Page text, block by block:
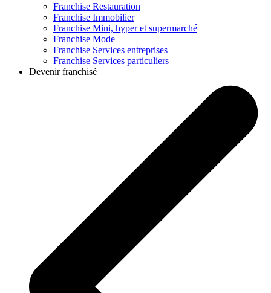
Franchise Restauration
Franchise Immobilier
Franchise Mini, hyper et supermarché
Franchise Mode
Franchise Services entreprises
Franchise Services particuliers
Devenir franchisé